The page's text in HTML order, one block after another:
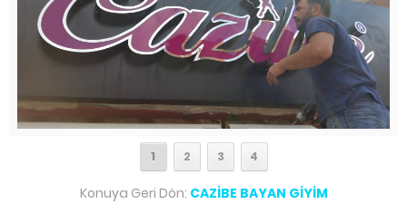
1 2 3 4
Konuya Geri Dön: CAZİBE BAYAN GİYİM